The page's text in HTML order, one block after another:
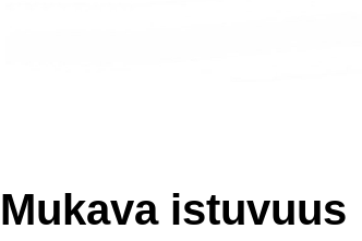
Mukava istuvuus